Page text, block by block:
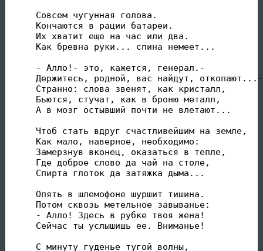
Совсем чугунная голова.
Кончаются в рации батареи.
Их хватит еще на час или два.
Как бревна руки... спина немеет...
- Алло!- это, кажется, генерал.-
Держитесь, родной, вас найдут, откопают...-
Странно: слова звенят, как кристалл,
Бьются, стучат, как в броню металл,
А в мозг остывший почти не влетают...
Чтоб стать вдруг счастливейшим на земле,
Как мало, наверное, необходимо:
Замерзнув вконец, оказаться в тепле,
Где доброе слово да чай на столе,
Спирта глоток да затяжка дыма...
Опять в шлемофоне шуршит тишина.
Потом сквозь метельное завыванье:
- Алло! Здесь в рубке твоя жена!
Сейчас ты услышишь ее. Вниманье!
С минуту гуденье тугой волны,